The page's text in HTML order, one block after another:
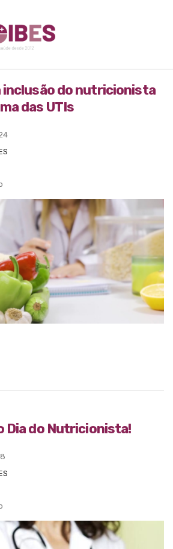
inclusão do nutricionista
das UTIs
Dia do Nutricionista!